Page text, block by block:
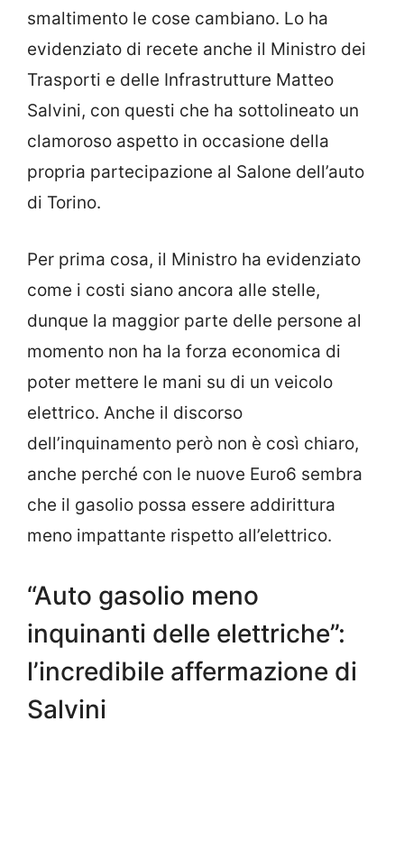
smaltimento le cose cambiano. Lo ha
evidenziato di recete anche il Ministro dei
Trasporti e delle Infrastrutture Matteo
Salvini, con questi che ha sottolineato un
clamoroso aspetto in occasione della
propria partecipazione al Salone dell’auto
di Torino.
Per prima cosa, il Ministro ha evidenziato
come i costi siano ancora alle stelle,
dunque la maggior parte delle persone al
momento non ha la forza economica di
poter mettere le mani su di un veicolo
elettrico. Anche il discorso
dell’inquinamento però non è così chiaro,
anche perché con le nuove Euro6 sembra
che il gasolio possa essere addirittura
meno impattante rispetto all’elettrico.
“Auto gasolio meno
inquinanti delle elettriche”:
l’incredibile affermazione di
Salvini